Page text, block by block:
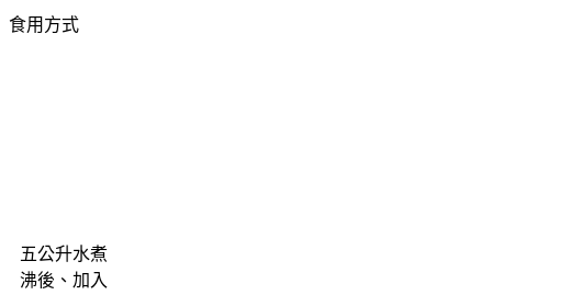
食用方式
五公升水煮
沸後、加入